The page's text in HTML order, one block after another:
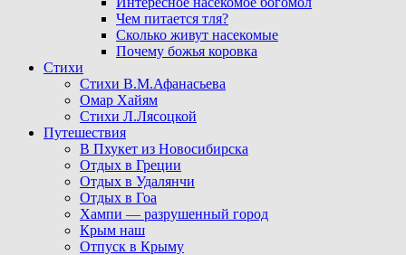
Чем питается тля?
Сколько живут насекомые
Почему божья коровка
Стихи
Стихи В.М.Афанасьева
Омар Хайям
Стихи Л.Лясоцкой
Путешествия
В Пхукет из Новосибирска
Отдых в Греции
Отдых в Удалянчи
Отдых в Гоа
Хампи — разрушенный город
Крым наш
Отпуск в Крыму